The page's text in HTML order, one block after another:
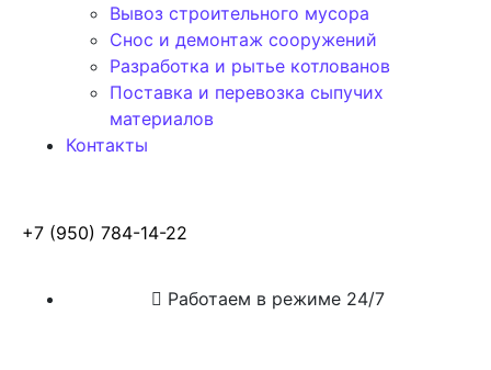
Вывоз строительного мусора
Снос и демонтаж сооружений
Разработка и рытье котлованов
Поставка и перевозка сыпучих
материалов
Контакты
+7 (950) 784-14-22
Работаем в режиме 24/7